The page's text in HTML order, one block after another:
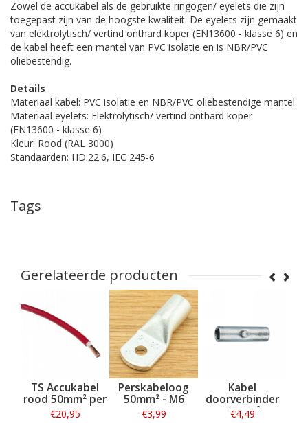
Zowel de accukabel als de gebruikte ringogen/ eyelets die zijn
toegepast zijn van de hoogste kwaliteit. De eyelets zijn gemaakt
van elektrolytisch/ vertind onthard koper (EN13600 - klasse 6) en
de kabel heeft een mantel van PVC isolatie en is NBR/PVC
oliebestendig.
Details
Materiaal kabel: PVC isolatie en NBR/PVC oliebestendige mantel
Materiaal eyelets: Elektrolytisch/ vertind onthard koper
(EN13600 - klasse 6)
Kleur: Rood (RAL 3000)
Standaarden: HD.22.6, IEC 245-6
Tags
Gerelateerde producten
TS Accukabel
rood 50mm² per
meter
€20,95
Perskabeloog
50mm² - M6
€3,99
Kabel
doorverbinder
50mm²
€4,49